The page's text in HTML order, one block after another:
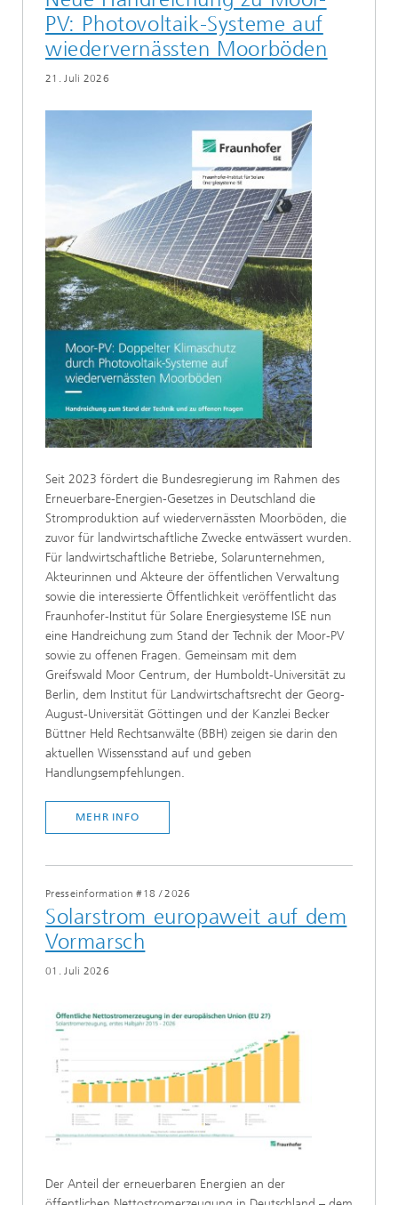
PV: Photovoltaik-Systeme auf
wiedervernässten Moorböden
21. Juli 2026
Seit 2023 fördert die Bundesregierung im Rahmen des
Erneuerbare-Energien-Gesetzes in Deutschland die
Stromproduktion auf wiedervernässten Moorböden, die
zuvor für landwirtschaftliche Zwecke entwässert wurden.
Für landwirtschaftliche Betriebe, Solarunternehmen,
Akteurinnen und Akteure der öffentlichen Verwaltung
sowie die interessierte Öffentlichkeit veröffentlicht das
Fraunhofer-Institut für Solare Energiesysteme ISE nun
eine Handreichung zum Stand der Technik der Moor-PV
sowie zu offenen Fragen. Gemeinsam mit dem
Greifswald Moor Centrum, der Humboldt-Universität zu
Berlin, dem Institut für Landwirtschaftsrecht der Georg-
August-Universität Göttingen und der Kanzlei Becker
Büttner Held Rechtsanwälte (BBH) zeigen sie darin den
aktuellen Wissensstand auf und geben
Handlungsempfehlungen.
MEHR INFO
Presseinformation #18 /2026
Solarstrom europaweit auf dem
Vormarsch
01. Juli 2026
Der Anteil der erneuerbaren Energien an der